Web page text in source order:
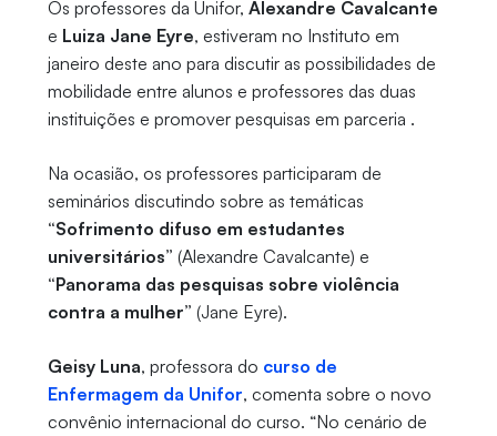
Os professores da Unifor, Alexandre Cavalcante
e Luiza Jane Eyre, estiveram no Instituto em
janeiro deste ano para discutir as possibilidades de
mobilidade entre alunos e professores das duas
instituições e promover pesquisas em parceria .
Na ocasião, os professores participaram de
seminários discutindo sobre as temáticas
“Sofrimento difuso em estudantes
universitários” (Alexandre Cavalcante) e
“Panorama das pesquisas sobre violência
contra a mulher” (Jane Eyre).
Geisy Luna, professora do curso de
Enfermagem da Unifor, comenta sobre o novo
convênio internacional do curso. “No cenário de